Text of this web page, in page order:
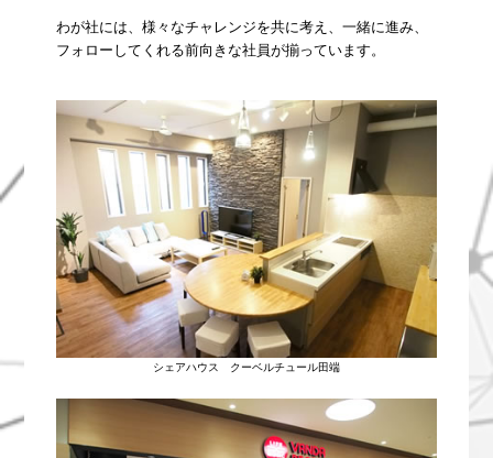
わが社には、様々なチャレンジを共に考え、一緒に進み、
フォローしてくれる前向きな社員が揃っています。
シェアハウス クーベルチュール田端